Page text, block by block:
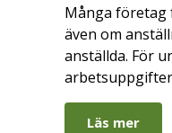
Många företag
även om
anställda. För
Läs mer